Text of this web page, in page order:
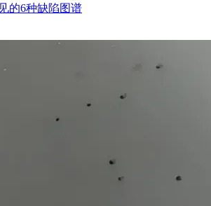
的6种缺陷图谱